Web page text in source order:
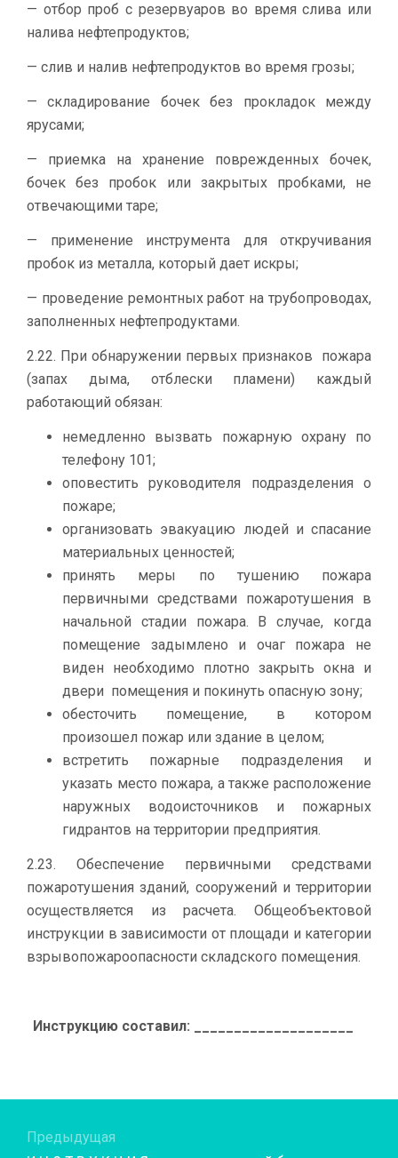
— отбор проб с резервуаров во время слива или
налива нефтепродуктов;
— слив и налив нефтепродуктов во время грозы;
— складирование бочек без прокладок между
ярусами;
— приемка на хранение поврежденных бочек,
бочек без пробок или закрытых пробками, не
отвечающими таре;
— применение инструмента для откручивания
пробок из металла, который дает искры;
— проведение ремонтных работ на трубопроводах,
заполненных нефтепродуктами.
2.22. При обнаружении первых признаков пожара
(запах дыма, отблески пламени) каждый
работающий обязан:
немедленно вызвать пожарную охрану по
телефону 101;
оповестить руководителя подразделения о
пожаре;
организовать эвакуацию людей и спасание
материальных ценностей;
принять меры по тушению пожара
первичными средствами пожаротушения в
начальной стадии пожара. В случае, когда
помещение задымлено и очаг пожара не
виден необходимо плотно закрыть окна и
двери помещения и покинуть опасную зону;
обесточить помещение, в котором
произошел пожар или здание в целом;
встретить пожарные подразделения и
указать место пожара, а также расположение
наружных водоисточников и пожарных
гидрантов на территории предприятия.
2.23. Обеспечение первичными средствами
пожаротушения зданий, сооружений и территории
осуществляется из расчета. Общеобъектовой
инструкции в зависимости от площади и категории
взрывопожароопасности складского помещения.
Ин­ст­рук­цию со­ста­вил: ____________________
Предыдущая